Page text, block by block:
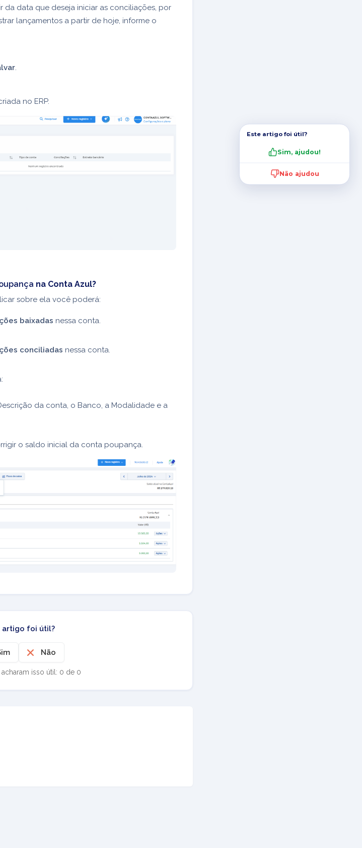
da data que deseja iniciar as conciliações, por
lançamentos a partir de hoje, informe o
no ERP.
na Conta Azul?
sobre ela você poderá:
baixadas nessa conta.
conciliadas nessa conta.
da conta, o Banco, a Modalidade e a
o saldo inicial da conta poupança.
artigo foi útil?
Não
isso útil: 0 de 0
Este artigo foi útil?
Sim, ajudou!
Não ajudou